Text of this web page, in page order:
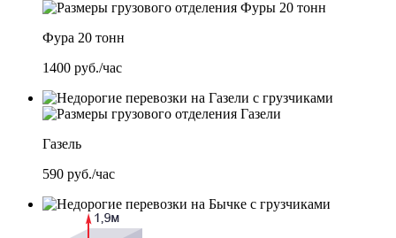
Фура 20 тонн
1400 руб./час
Газель
590 руб./час